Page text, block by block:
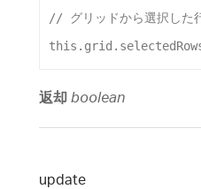
// グリッドから選択した
this . grid .
返却 boolean
update